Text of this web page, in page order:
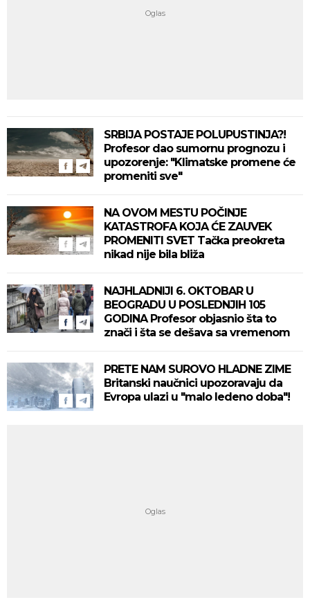
SRBIJA POSTAJE POLUPUSTINJA?!
Profesor dao sumornu prognozu i
upozorenje: "Klimatske promene će
promeniti sve"
NA OVOM MESTU POČINJE
KATASTROFA KOJA ĆE ZAUVEK
PROMENITI SVET Tačka preokreta
nikad nije bila bliža
NAJHLADNIJI 6. OKTOBAR U
BEOGRADU U POSLEDNJIH 105
GODINA Profesor objasnio šta to
znači i šta se dešava sa vremenom
PRETE NAM SUROVO HLADNE ZIME
Britanski naučnici upozoravaju da
Evropa ulazi u "malo ledeno doba"!